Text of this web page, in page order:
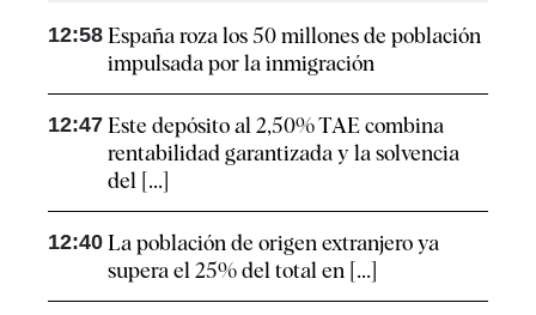
12:58 España roza los 50 millones de población
impulsada por la inmigración
12:47 Este depósito al 2,50% TAE combina
rentabilidad garantizada y la solvencia
del [...]
12:40 La población de origen extranjero ya
supera el 25% del total en [...]